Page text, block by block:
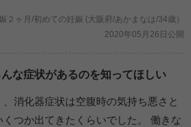
２ヶ月/初めての妊娠 (大阪府/あかまなは/34歳）
2020年05月26日公開
な症状があるのを知ってほしい
消化器症状は空腹時の気持ち悪さと
つか出てきたくらいでした。 働きな